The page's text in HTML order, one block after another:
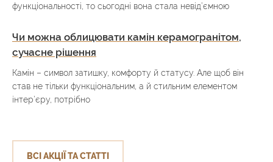
функціональності, то сьогодні вона стала невід’ємною
Чи можна облицювати камін керамогранітом,
сучасне рішення
Камін – символ затишку, комфорту й статусу. Але щоб він
став не тільки функціональним, а й стильним елементом
інтер’єру, потрібно
ВСІ АКЦІЇ ТА СТАТТІ